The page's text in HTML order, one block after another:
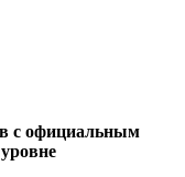
с официальным